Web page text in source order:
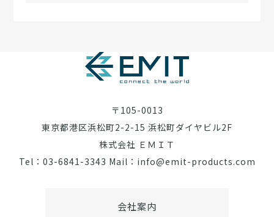
〒105-0013
東京都港区浜松町2-2-15 浜松町ダイヤビル2F
株式会社 ＥＭＩＴ
Tel：03-6841-3343 Mail：info@emit-products.com
会社案内